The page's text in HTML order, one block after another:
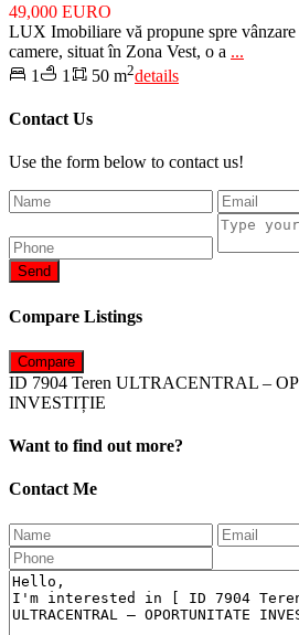
49,000 EURO
LUX Imobiliare vă propune spre vânzare
camere, situat în Zona Vest, o a ...
1
1 50 m2details
Contact Us
Use the form below to contact us!
Send
Compare Listings
Compare
ID 7904 Teren ULTRACENTRAL –
INVESTIȚIE
Want to find out more?
Contact Me